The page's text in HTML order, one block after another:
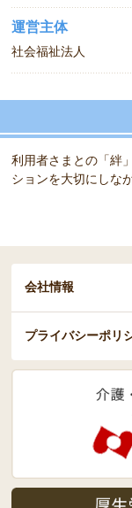
運営主体
社会福祉法人
利用者さまとの「絆
ションを大切にしな
会社情報
プライバシーポリ